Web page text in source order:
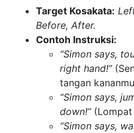
Target Kosakata:
Before, After.
Contoh Instruksi:
“Simon says,
right hand!”
tangan
“Simon says,
down!”(Lompat
“Simon says,